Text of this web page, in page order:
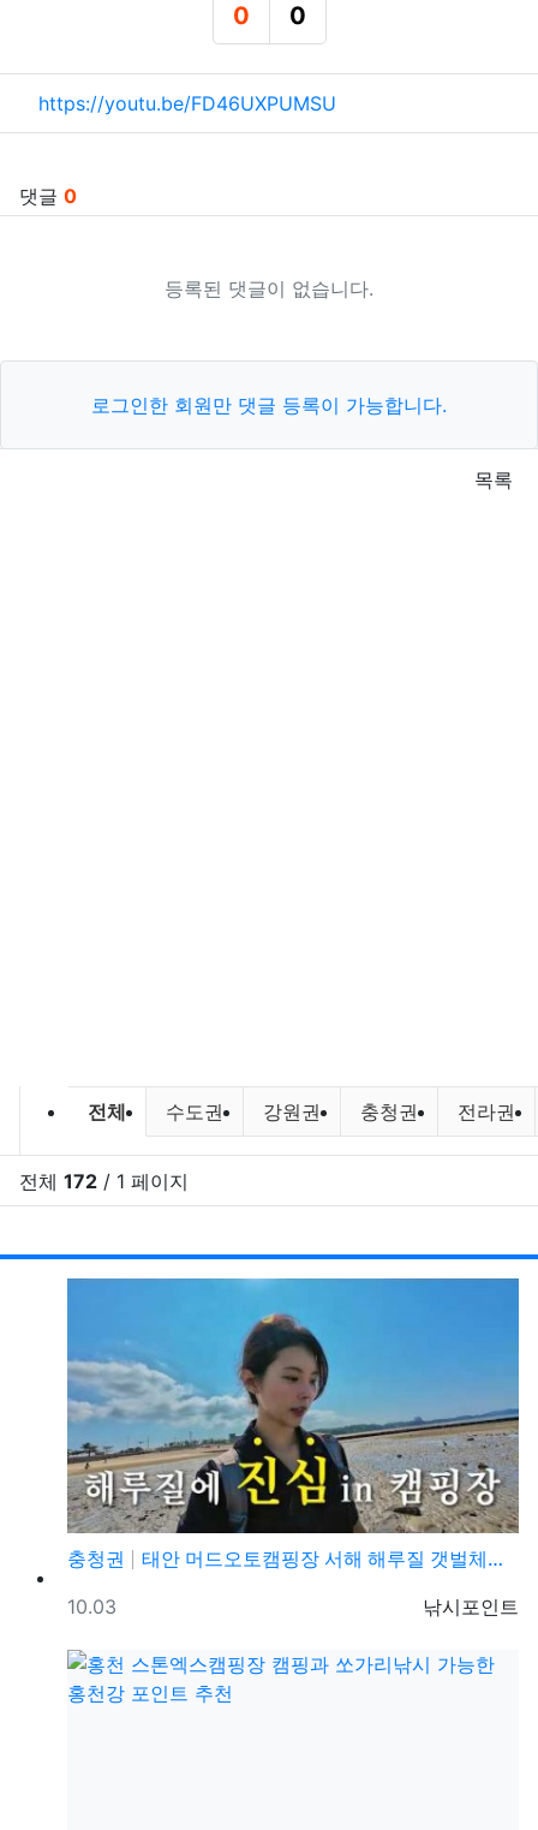
0
추천
0
비추천
관련자료
https://youtu.be/FD46UXPUMSU
댓글 0
등록된 댓글이 없습니다.
로그인한 회원만 댓글 등록이 가능합니다.
목록
캠낚정보 및 캠낚 장소 정보 분류 목
전체 수도권 강원권 충청권 전라권
전체 172 / 1 페이지
충청권
태안 머드오토캠핑장 서해 해루질 갯벌체험 패키지 캠핑 …
등록자
낚시포인트
등록일
10.03